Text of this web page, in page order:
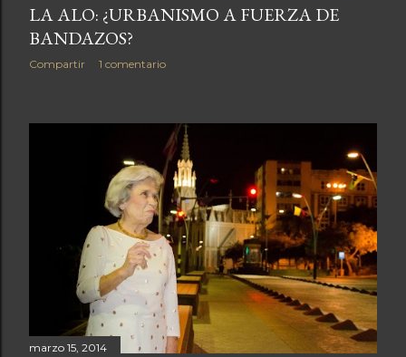
LA ALO: ¿URBANISMO A FUERZA DE
BANDAZOS?
Compartir 1 comentario
marzo 15, 2014